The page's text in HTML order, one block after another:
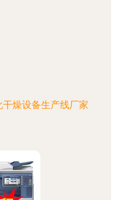
燥设备生产线厂家